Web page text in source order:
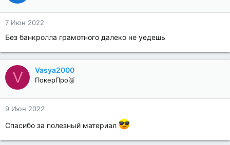
7 Июн 2022
Без банкролла грамотного далеко не уедешь
V Vasya2000
ПокерПро🥈
9 Июн 2022
Спасибо за полезный материал